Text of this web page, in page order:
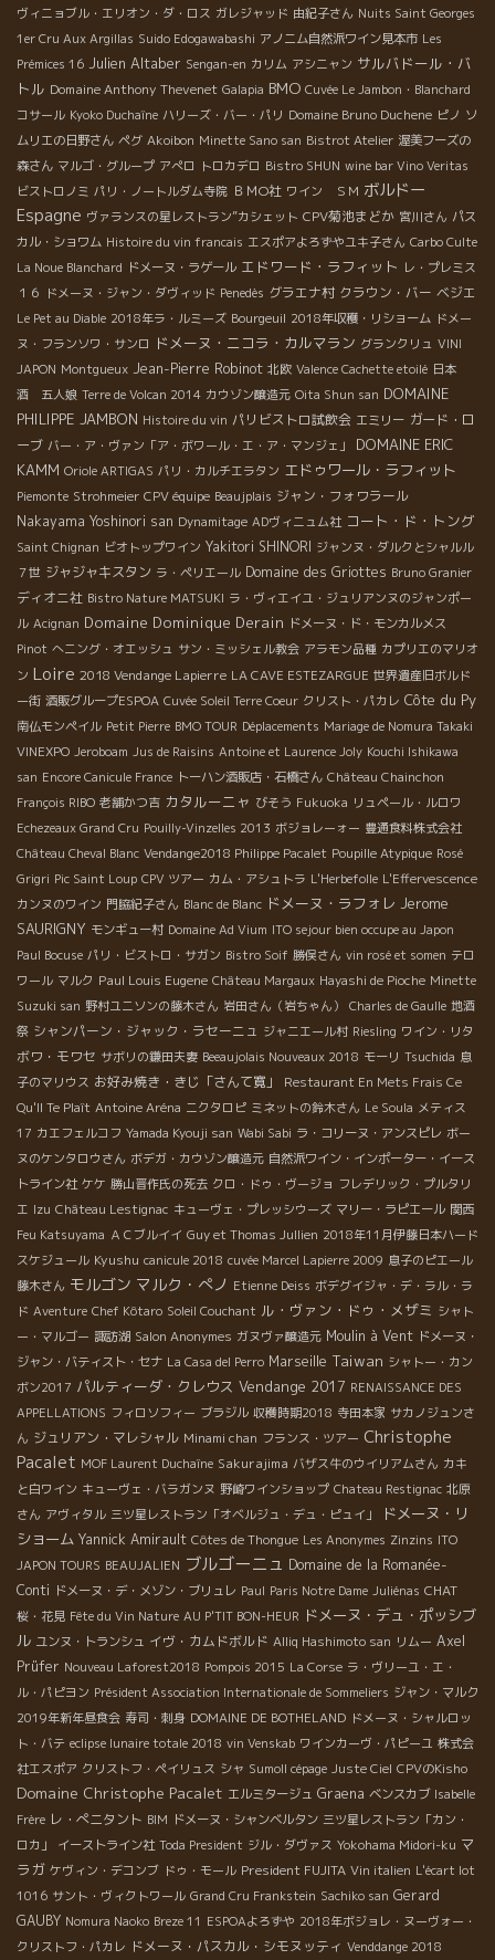
ヴィニョブル・エリオン・ダ・ロス ガレジャッド 由紀子さん Nuits Saint Georges
1er Cru Aux Argillas Suido Edogawabashi アノニム自然派ワイン見本市 Les
Prémices 16 Julien Altaber Sengan-en カリム アシニャン サルバドール・バ
トル Domaine Anthony Thevenet Galapia BMO Cuvée Le Jambon・Blanchard
コサール Kyoko Duchaîne ハリーズ・バー・パリ Domaine Bruno Duchene ピノ ソ
ムリエの日野さん ペグ Akoibon Minette Sano san Bistrot Atelier 渥美フーズの
森さん マルゴ・グループ アぺロ トロカデロ Bistro SHUN wine bar Vino Veritas
ビストロノミ パリ・ノートルダム寺院 ＢＭО社 ワイン ＳＭ ボルドー
Espagne ヴァランスの星レストラン”カシェット CPV菊池まどか 宮川さん パス
カル・ショワム Histoire du vin francais エスポアよろずやユキ子さん Carbo Culte
La Noue Blanchard ドメーヌ・ラゲール エドワード・ラフィット レ・プレミス
１６ ドメーヌ・ジャン・ダヴィッド Penedès グラエナ村 クラウン・バー ベジエ
Le Pet au Diable 2018年ラ・ルミーズ Bourgeuil 2018年収穫・リショーム ドメー
ヌ・フランソワ・サンロ ドメーヌ・ニコラ・カルマラン グランクリュ VINI
JAPON Montgueux Jean-Pierre Robinot 北欧 Valence Cachette etoilé 日本
酒 五人娘 Terre de Volcan 2014 カウゾン醸造元 Oita Shun san DOMAINE
PHILIPPE JAMBON Histoire du vin パリビストロ試飲会 エミリー ガード・ロ
ーブ バー・ア・ヴァン「ア・ボワール・エ・ア・マンジェ」
DOMAINE ERIC
KAMM Oriole ARTIGAS パリ・カルチエラタン エドゥワール・ラフィット
Piemonte Strohmeier CPV équipe Beaujplais ジャン・フォワラール
Nakayama Yoshinori san Dynamitage ADヴィニュム社 コート・ド・トング
Saint Chignan ビオトップワイン Yakitori SHINORI ジャンヌ・ダルクとシャルル
７世 ジャジャキスタン ラ・ペリエール Domaine des Griottes Bruno Granier
ディオニ社 Bistro Nature MATSUKI ラ・ヴィエイユ・ジュリアンヌのジャンポー
ル Acignan Domaine Dominique Derain ドメーヌ・ド・モンカルメス
Pinot へニング・オエッシュ サン・ミッシェル教会 アラモン品種 カプリエのマリオ
ン Loire 2018 Vendange Lapierre LA CAVE ESTEZARGUE 世界遺産旧ボルド
ー街 酒販グループESPOA Cuvée Soleil Terre Coeur クリスト・パカレ Côte du Py
南仏モンペイル Petit Pierre BMO TOUR Déplacements Mariage de Nomura Takaki
VINEXPO Jeroboam Jus de Raisins Antoine et Laurence Joly Kouchi Ishikawa
san Encore Canicule France トーハン酒販店・石橋さん Château Chainchon
François RIBO 老舗かつ吉 カタルーニャ びそう Fukuoka リュペール・ルロワ
Echezeaux Grand Cru Pouilly-Vinzelles 2013 ボジョレーォー 豊通食料株式会社
Château Cheval Blanc Vendange2018 Philippe Pacalet Poupille Atypique Rosé
Grigri Pic Saint Loup CPV ツアー カム・アシュトラ L'Herbefolle L'Effervescence
カンヌのワイン 門脇紀子さん Blanc de Blanc ドメーヌ・ラフォレ Jerome
SAURIGNY モンギュー村 Domaine Ad Vium ITO sejour bien occupe au Japon
Paul Bocuse パリ・ビストロ・サガン Bistro Soif 勝俣さん vin rosé et somen テロ
ワール マルク Paul Louis Eugene Château Margaux Hayashi de Pioche Minette
Suzuki san 野村ユニソンの藤木さん 岩田さん（岩ちゃん） Charles de Gaulle 地酒
祭 シャンパーン・ジャック・ラセーニュ ジャニエール村 Riesling ワイン・リタ
ボワ・モワセ サボリの鎌田夫妻 Beeaujolais Nouveaux 2018 モーリ Tsuchida 息
子のマリウス お好み焼き・きじ「さんて寛」
Restaurant En Mets Frais Ce
Qu'Il Te Plaît Antoine Aréna ニクタロピ ミネットの鈴木さん Le Soula メティス
17 カエフェルコフ Yamada Kyouji san Wabi Sabi ラ・コリーヌ・アンスピレ ボー
ヌのケンタロウさん ボデガ・カウゾン醸造元 自然派ワイン・インポーター・イース
トライン社 ケケ 勝山晋作氏の死去 クロ・ドゥ・ヴージョ フレデリック・プルタリ
エ Izu Château Lestignac キューヴェ・プレッシウーズ マリー・ラピエール 関西
Feu Katsuyama ＡＣブルイイ Guy et Thomas Jullien 2018年11月伊藤日本ハード
スケジュール Kyushu canicule 2018 cuvée Marcel Lapierre 2009 息子のピエール
藤木さん モルゴン マルク・ぺノ Etienne Deiss ボデグイジャ・デ・ラル・ラ
ド Aventure Chef Kôtaro Soleil Couchant ル・ヴァン・ドゥ・メザミ シャト
ー・マルゴー 諏訪湖 Salon Anonymes ガヌヴァ醸造元 Moulin à Vent ドメーヌ・
ジャン・バティスト・セナ La Casa del Perro Marseille Taiwan シャトー・カン
ボン2017 パルティーダ・クレウス Vendange 2017 RENAISSANCE DES
APPELLATIONS フィロソフィー ブラジル 収穫時期2018 寺田本家 サカノジュンさ
ん ジュリアン・マレシャル Minami chan フランス・ツアー Christophe
Pacalet MOF Laurent Duchaîne Sakurajima バザス牛のウイリアムさん カキ
と白ワイン キューヴェ・バラガンヌ 野崎ワインショップ Chateau Restignac 北原
さん アヴィタル 三ツ星レストラン「オベルジュ・デュ・ピュイ」
ドメーヌ・リ
ショーム Yannick Amirault Côtes de Thongue Les Anonymes Zinzins ITO
JAPON TOURS BEAUJALIEN ブルゴーニュ Domaine de la Romanée-
Conti ドメーヌ・デ・メゾン・ブリュレ Paul Paris Notre Dame Juliénas CHAT
桜・花見 Fête du Vin Nature AU P'TIT BON-HEUR ドメーヌ・デュ・ポッシブ
ル ユンヌ・トランシュ イヴ・カムドボルド Alliq Hashimoto san リムー Axel
Prüfer Nouveau Laforest2018 Pompois 2015 La Corse ラ・ヴリーユ・エ・
ル・パピヨン Président Association Internationale de Sommeliers ジャン・マルク
2019年新年昼食会 寿司・刺身 DOMAINE DE BOTHELAND ドメーヌ・シャルロッ
ト・バテ eclipse lunaire totale 2018 vin Venskab ワインカーヴ・パピーユ 株式会
社エスポア クリストフ・ペイリュス シャ Sumoll cépage Juste Ciel CPVのKisho
Domaine Christophe Pacalet エルミタージュ Graena ベンスカブ Isabelle
Frère レ・ぺニタント BIM ドメーヌ・シャンベルタン 三ツ星レストラン「カン・
ロカ」
イーストライン社 Toda President ジル・ダヴァス Yokohama Midori-ku マ
ラガ ケヴィン・デコンブ ドゥ・モール President FUJITA Vin italien L'écart lot
1016 サント・ヴィクトワール Grand Cru Frankstein Sachiko san Gerard
GAUBY Nomura Naoko Breze 11 ESPOAよろずや 2018年ボジョレ・ヌーヴォー・
クリストフ・パカレ ドメーヌ・パスカル・シモヌッティ Venddange 2018